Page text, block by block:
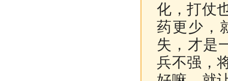
化，打仗
药更少，
失，才是
兵不强，